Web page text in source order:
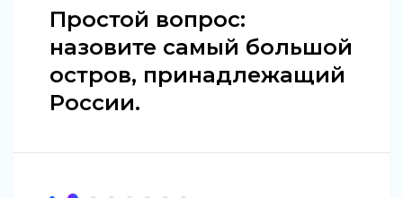
Простой вопрос:
назовите самый большой
остров, принадлежащий
России.